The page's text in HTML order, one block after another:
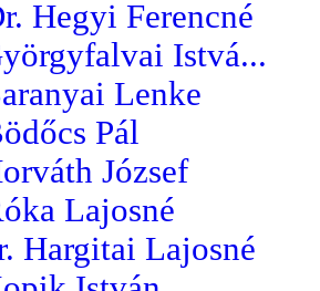
Hegyi Ferencné
Istvá...
Lenke
Pál
József
Lajosné
Hargitai Lajosné